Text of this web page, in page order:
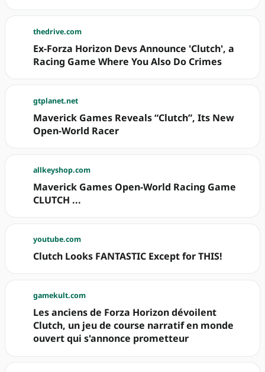
thedrive.com
Ex-Forza Horizon Devs Announce 'Clutch', a
Racing Game Where You Also Do Crimes
gtplanet.net
Maverick Games Reveals “Clutch”, Its New
Open-World Racer
allkeyshop.com
Maverick Games Open-World Racing Game
CLUTCH ...
youtube.com
Clutch Looks FANTASTIC Except for THIS!
gamekult.com
Les anciens de Forza Horizon dévoilent
Clutch, un jeu de course narratif en monde
ouvert qui s'annonce prometteur